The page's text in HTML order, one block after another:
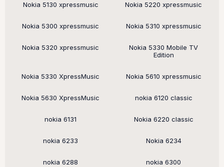
Nokia 5130 xpressmusic Nokia 5220 xpressmusic
Nokia 5300 xpressmusic Nokia 5310 xpressmusic
Nokia 5320 xpressmusic
Nokia 5330 Mobile TV
Edition
Nokia 5330 XpressMusic Nokia 5610 xpressmusic
Nokia 5630 XpressMusic nokia 6120 classic
nokia 6131 Nokia 6220 classic
nokia 6233 Nokia 6234
nokia 6288 nokia 6300